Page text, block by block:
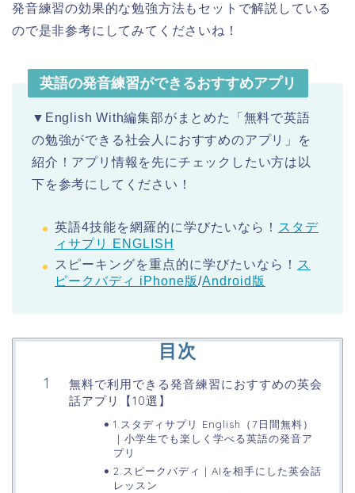
発音練習の効果的な勉強方法もセットで解説している
ので是非参考にしてみてくださいね！
英語の発音練習ができるおすすめアプリ
▼English With編集部がまとめた「無料で英語
の勉強ができる社会人におすすめのアプリ」を
紹介！アプリ情報を先にチェックしたい方は以
下を参考にしてください！
英語4技能を網羅的に学びたいなら！ スタデ
ィサプリ ENGLISH
スピーキングを重点的に学びたいなら！ ス
ピークバディ iPhone版/Android版
目次
無料で利用できる発音練習におすすめの英会
話アプリ【10選】
1.スタディサプリ English（7日間無料）
｜小学生でも楽しく学べる英語の発音ア
プリ
2.スピークバディ｜AIを相手にした英会話
レッスン